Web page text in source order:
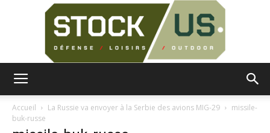
Accueil La Russie va envoyer à la Serbie des avions MIG-29
missile-
buk-russe